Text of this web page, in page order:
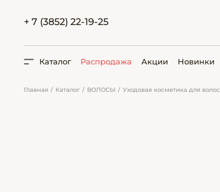
+ 7 (3852) 22-19-25
Каталог Распродажа Акции Новинки
Главная Каталог ВОЛОСЫ Уходовая косметика для волос